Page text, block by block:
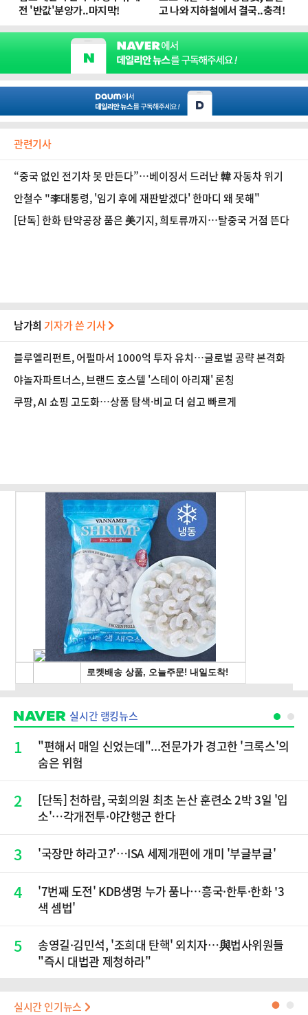
관련기사
“중국 없인 전기차 못 만든다”…베이징서 드러난 韓 자동차 위기
안철수 "李대통령, '임기 후에 재판받겠다' 한마디 왜 못해"
[단독] 한화 탄약공장 품은 美기지, 희토류까지…탈중국 거점 뜬다
남가희 기자가 쓴 기사
블루엘리펀트, 어펄마서 1000억 투자 유치…글로벌 공략 본격화
야놀자파트너스, 브랜드 호스텔 '스테이 아리재' 론칭
쿠팡, AI 쇼핑 고도화…상품 탐색·비교 더 쉽고 빠르게
실시간 랭킹뉴스
1
"편해서 매일 신었는데"...전문가가 경고한 '크록스'의
숨은 위험
2
[단독] 천하람, 국회의원 최초 논산 훈련소 2박 3일 '입
소'…각개전투·야간행군 한다
3 '국장만 하라고?'…ISA 세제개편에 개미 '부글부글'
4
'7번째 도전' KDB생명 누가 품나…흥국·한투·한화 '3
색 셈법'
5
송영길·김민석, '조희대 탄핵' 외치자…與법사위원들
"즉시 대법관 제청하라"
실시간 인기뉴스 ●